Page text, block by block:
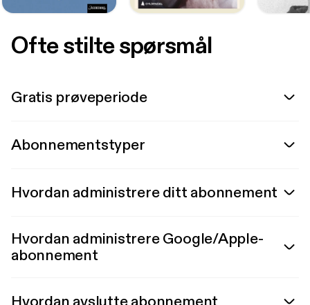
Ofte stilte spørsmål
Gratis prøveperiode
Abonnementstyper
Hvordan administrere ditt abonnement
Hvordan administrere Google/Apple-
abonnement